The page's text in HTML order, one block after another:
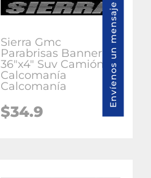
Sierra Gmc
Parabrisas Banner
36"x4" Suv Camión
Calcomanía
Calcomanía
$34.9
Envíenos un mensaje